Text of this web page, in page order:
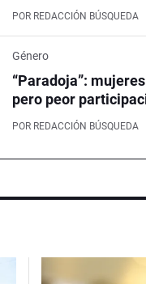
POR REDACCIÓN BÚSQUEDA
Género
“Paradoja”:
pero peor
POR REDACCIÓN BÚSQUEDA